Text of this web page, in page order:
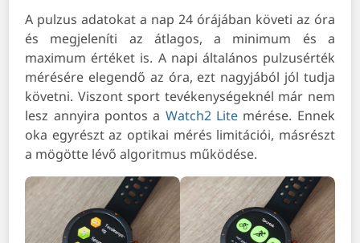
A pulzus adatokat a nap 24 órájában követi az óra
és megjeleníti az átlagos, a minimum és a
maximum értéket is. A napi általános pulzusérték
mérésére elegendő az óra, ezt nagyjából jól tudja
követni. Viszont sport tevékenységeknél már nem
lesz annyira pontos a Watch2 Lite mérése. Ennek
oka egyrészt az optikai mérés limitációi, másrészt
a mögötte lévő algoritmus működése.